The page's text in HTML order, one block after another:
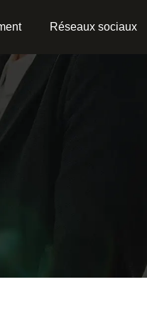
Réseaux sociaux